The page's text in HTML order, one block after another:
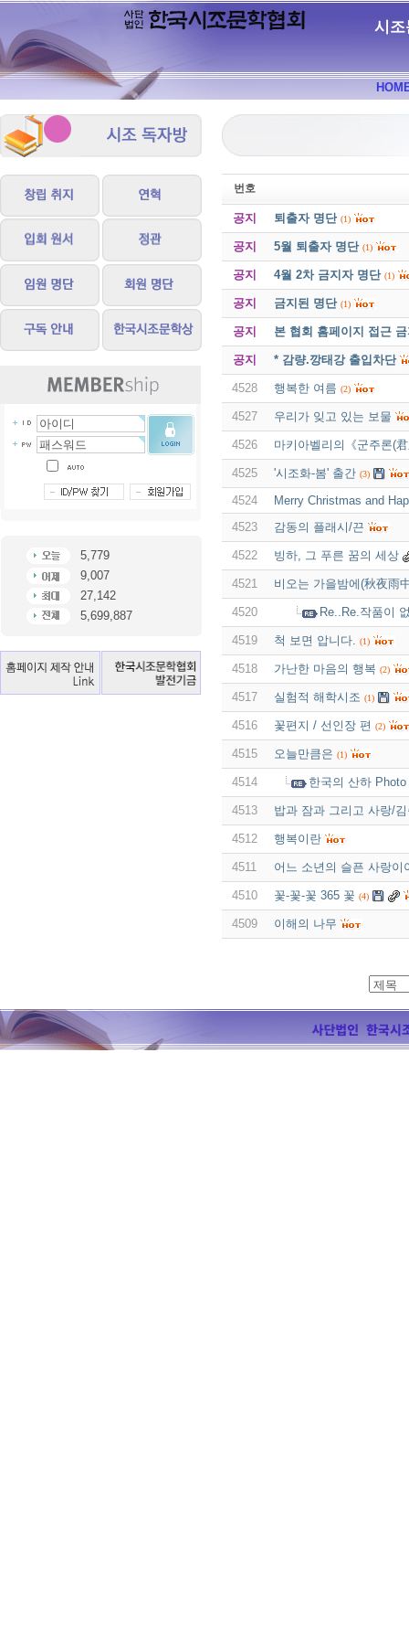
시조
5,779
9,007
27,142
5,699,887
번호
공지 퇴출자 명단 (1)
공지 5월 퇴출자 명단 (1)
공지 4월 2차 금지자 명단 (1)
공지 금지된 명단 (1)
공지 본 협회 홈페이지 접근
공지 * 감량.깡태강 출입차단
4528 행복한 여름 (2)
4527 우리가 잊고 있는 보물
4526 마키아벨리의《군주론(
4525 '시조화-봄' 출간 (3)
4524
Merry Christmas and
4523
감동의 플래시/끈
4522 빙하, 그 푸른 꿈의 세상
4521 비오는 가을밤에(秋夜雨
4520 Re..Re.작품이
4519 척 보면 압니다. (1)
4518 가난한 마음의 행복 (2)
4517 실험적 해학시조 (1)
4516 꽃편지 / 선인장 편 (2)
4515 오늘만큼은 (1)
4514 한국의 산하
4513 밥과 잠과 그리고 사랑/
4512 행복이란
4511 어느 소년의 슬픈 사랑이
4510 꽃-꽃-꽃 365 꽃 (4)
4509 이해의 나무